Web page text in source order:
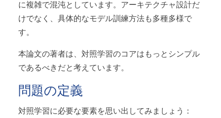
に複雑で混沌としています。アーキテクチャ設計だ
けでなく、具体的なモデル訓練方法も多種多様で
す。
本論文の著者は、対照学習のコアはもっとシンプル
であるべきだと考えています。
問題の定義
対照学習に必要な要素を思い出してみましょう：